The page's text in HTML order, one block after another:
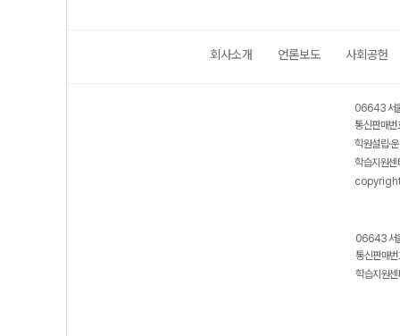
회사소개 언론보도 사회공헌
06643 서
통신판매
학원설립·
학습지원
06643 서
통신판매
학습지원